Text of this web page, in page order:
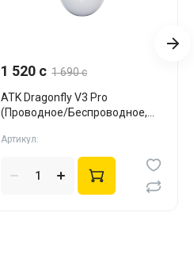
1 520 c 1 690 c
ATK Dragonfly V3 Pro
(Проводное/Беспроводное,
Артикул: